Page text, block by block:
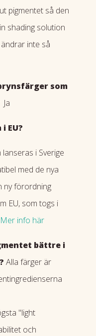
pigmentet så den
shading solution
inte så
som
Ja
EU?
lanseras i Sverige
med de nya
ny förordning
EU, som togs i
Mer info här
bättre i
Alla färger är
"light
och